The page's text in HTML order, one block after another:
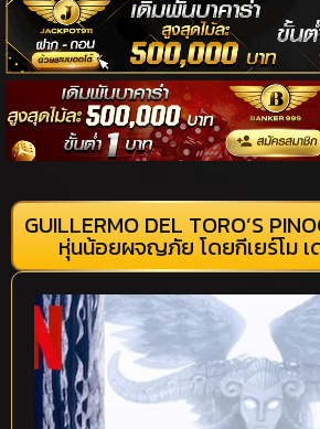
GUILLERMO DEL TORO’S
หุ่นน้อยผจญภัย โดยกีเยร์โม เ